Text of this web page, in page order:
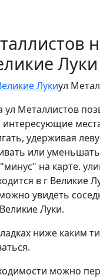
Луки
Лукиул
Металлистов
интересующие
удерживая
или
на карте.
в г Великие
увидеть
Луки.
ниже каким
можно